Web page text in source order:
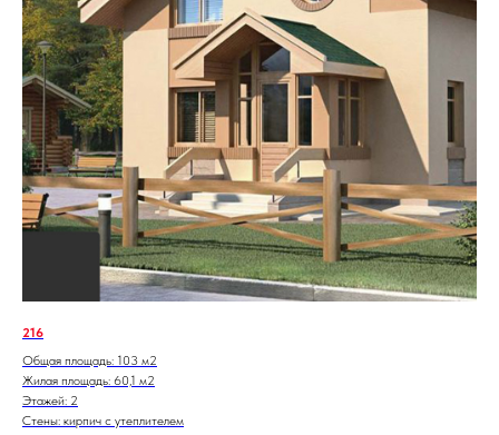
216
Общая площадь: 103 м2
Жилая площадь: 60,1 м2
Этажей: 2
Стены: кирпич с утеплителем